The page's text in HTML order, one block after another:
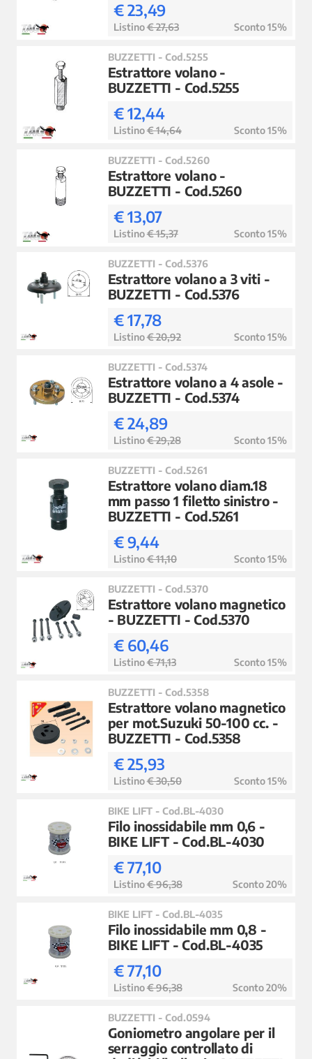
€ 23,49
Listino€ 27,63 Sconto 15%
BUZZETTI - Cod.5255
Estrattore volano -
BUZZETTI - Cod.5255
€ 12,44
Listino€ 14,64 Sconto 15%
BUZZETTI - Cod.5260
Estrattore volano -
BUZZETTI - Cod.5260
€ 13,07
Listino€ 15,37 Sconto 15%
BUZZETTI - Cod.5376
Estrattore volano a 3 viti -
BUZZETTI - Cod.5376
€ 17,78
Listino€ 20,92 Sconto 15%
BUZZETTI - Cod.5374
Estrattore volano a 4 asole -
BUZZETTI - Cod.5374
€ 24,89
Listino€ 29,28 Sconto 15%
BUZZETTI - Cod.5261
Estrattore volano diam.18
mm passo 1 filetto sinistro -
BUZZETTI - Cod.5261
€ 9,44
Listino€ 11,10 Sconto 15%
BUZZETTI - Cod.5370
Estrattore volano magnetico
- BUZZETTI - Cod.5370
€ 60,46
Listino€ 71,13 Sconto 15%
BUZZETTI - Cod.5358
Estrattore volano magnetico
per mot.Suzuki 50-100 cc. -
BUZZETTI - Cod.5358
€ 25,93
Listino€ 30,50 Sconto 15%
BIKE LIFT - Cod.BL-4030
Filo inossidabile mm 0,6 -
BIKE LIFT - Cod.BL-4030
€ 77,10
Listino€ 96,38 Sconto 20%
BIKE LIFT - Cod.BL-4035
Filo inossidabile mm 0,8 -
BIKE LIFT - Cod.BL-4035
€ 77,10
Listino€ 96,38 Sconto 20%
BUZZETTI - Cod.0594
Goniometro angolare per il
serraggio controllato di